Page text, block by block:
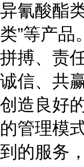
异氰酸酯
类”等产品
拼搏、责
诚信、共
创造良好
的管理模
到的服务